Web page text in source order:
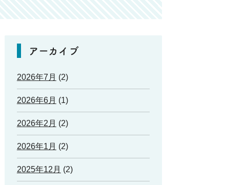
アーカイブ
2026年7月 (2)
2026年6月 (1)
2026年2月 (2)
2026年1月 (2)
2025年12月 (2)